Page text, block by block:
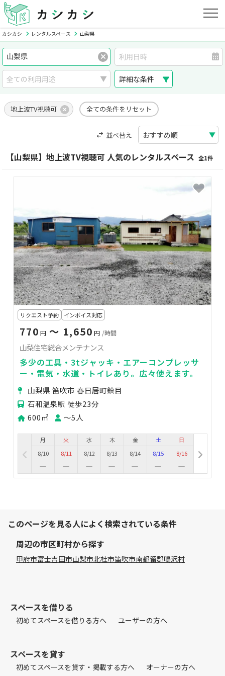
カシカシ レンタルスペース 山梨県
詳細な条件
地上波TV視聴可 全ての条件をリセット
並べ替え
【山梨県】地上波TV視聴可 人気のレンタルスペース 全1件
リクエスト予約 インボイス対応
770 円 〜 1,650 円 /時間
山梨住宅総合メンテナンス
多少の工具・3tジャッキ・エアーコンプレッサ
ー・電気・水道・トイレあり。広々使えます。
山梨県 笛吹市 春日居町鎮目
石和温泉駅 徒歩23分
600㎡
〜5人
月
8/10
火
8/11
水
8/12
木
8/13
金
8/14
土
8/15
日
8/16
このページを見る人によく検索されている条件
周辺の市区町村から探す
甲府市富士吉田市山梨市北杜市笛吹市南都留郡鳴沢村
スペースを借りる
初めてスペースを借りる方へ ユーザーの方へ
スペースを貸す
初めてスペースを貸す・掲載する方へ オーナーの方へ